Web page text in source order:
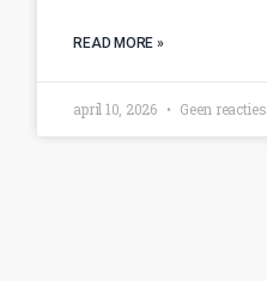
READ MORE »
april 10, 2026 Geen reacties